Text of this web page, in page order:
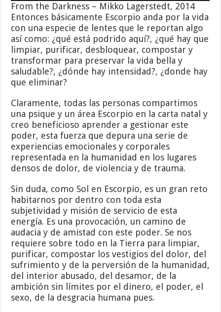
From the Darkness – Mikko Lagerstedt, 2014
Entonces básicamente Escorpio anda por la vida
con una especie de lentes que le reportan algo
así como: ¿qué está podrido aquí?, ¿qué hay que
limpiar, purificar, desbloquear, compostar y
transformar para preservar la vida bella y
saludable?, ¿dónde hay intensidad?, ¿donde hay
que eliminar?
Claramente, todas las personas compartimos
una psique y un área Escorpio en la carta natal y
creo beneficioso aprender a gestionar este
poder, esta fuerza que depura una serie de
experiencias emocionales y corporales
representada en la humanidad en los lugares
densos de dolor, de violencia y de trauma.
Sin duda, como Sol en Escorpio, es un gran reto
habitarnos por dentro con toda esta
subjetividad y misión de servicio de esta
energía. Es una provocación, un camino de
audacia y de amistad con este poder. Se nos
requiere sobre todo en la Tierra para limpiar,
purificar, compostar los vestigios del dolor, del
sufrimiento y de la perversión de la humanidad,
del interior abusado, del desamor, de la
ambición sin límites por el dinero, el poder, el
sexo, de la desgracia humana pues.